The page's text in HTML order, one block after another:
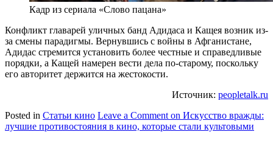
Кадр из сериала «Слово пацана»
Конфликт главарей уличных банд Адидаса и Кащея возник из-
за смены парадигмы. Вернувшись с войны в Афганистане,
Адидас стремится установить более честные и справедливые
порядки, а Кащей намерен вести дела по-старому, поскольку
его авторитет держится на жестокости.
Источник: peopletalk.ru
Posted in Статьи кино Leave a Comment on Искусство вражды:
лучшие противостояния в кино, которые стали культовыми